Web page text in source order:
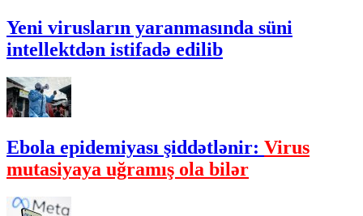
Yeni virusların yaranmasında süni
intellektdən istifadə edilib
Ebola epidemiyası şiddətlənir: Virus
mutasiyaya uğramış ola bilər